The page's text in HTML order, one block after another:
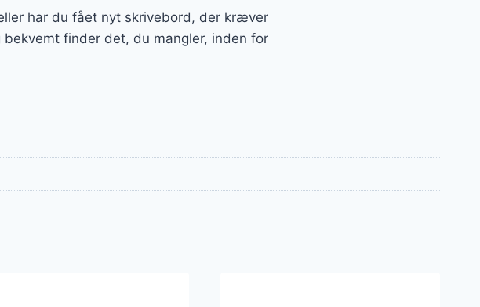
har du fået nyt skrivebord, der kræver
finder det, du mangler, inden for